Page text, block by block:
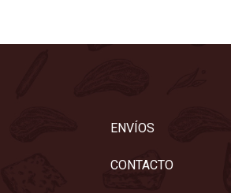
ENVÍOS
CONTACTO